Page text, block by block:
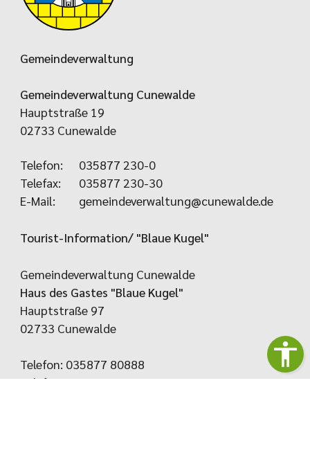
Gemeindeverwaltung
Gemeindeverwaltung Cunewalde
Hauptstraße 19
02733 Cunewalde
Telefon:
035877 230-0
Telefax:
035877 230-30
E-Mail:
gemeindeverwaltung@cunewalde.de
Tourist-Information/ "Blaue Kugel"
Gemeindeverwaltung Cunewalde
Haus des Gastes "Blaue Kugel"
Hauptstraße 97
02733 Cunewalde
Telefon: 035877 80888
Telefax: 035877 80889